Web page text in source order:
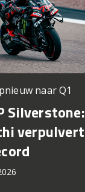
naar Q1
Silverstone:
verpulvert